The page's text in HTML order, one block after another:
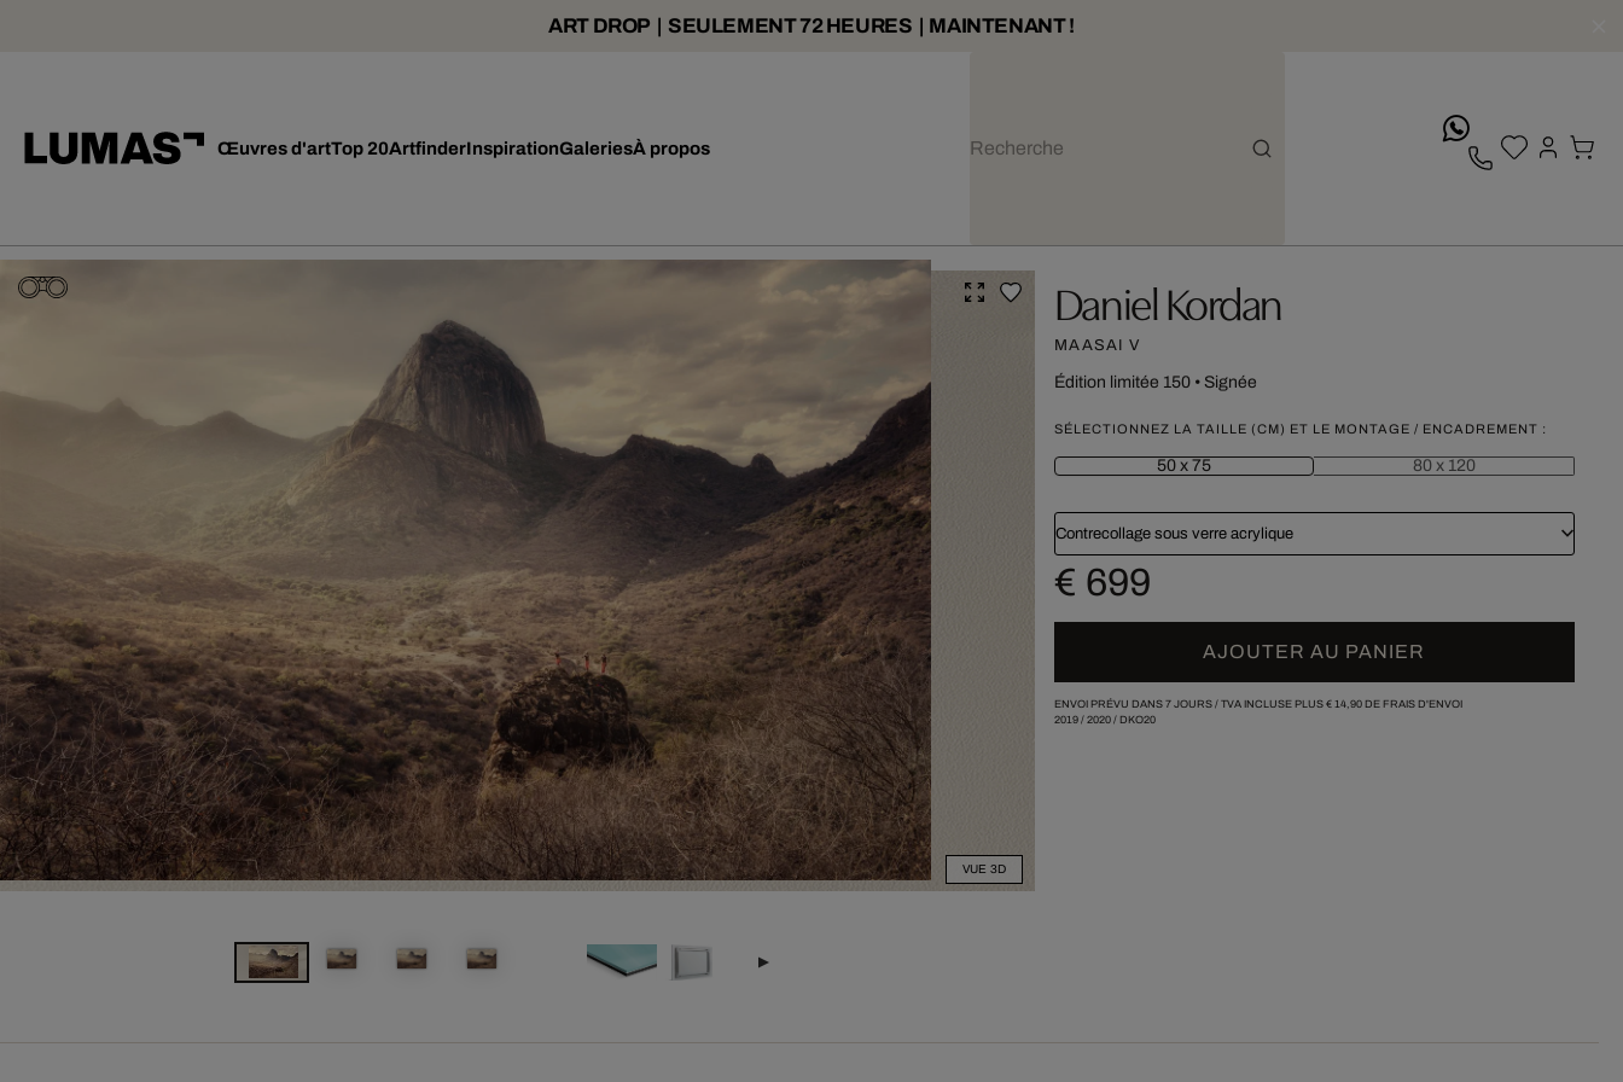
ART DROP | SEULEMENT 72 HEURES | MAINTENANT !
Œuvres d'artTop 20ArtfinderInspirationGaleriesÀ propos
VUE 3D
Daniel Kordan
MAASAI V
Édition limitée 150• Signée
SÉLECTIONNEZ LA TAILLE (CM) ET LE MONTAGE / ENCADREMENT :
50 x 75 80 x 120
Contrecollage sous verre acrylique
€ 699
AJOUTER AU PANIER
ENVOI PRÉVU DANS 7 JOURS / TVA INCLUSE PLUS € 14,90DE FRAIS D'ENVOI
2019/ 2020/ DKO20